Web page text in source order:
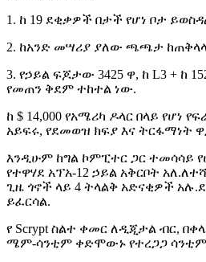
1. ከ 19 ደቂቃዎች በታች የሆነ ቦታ
2. ከአንድ መሣሪያ ያለው ጫጫታ
3. የኃይል ፍጆታው 3425 ዋ, ከ L3 + ከ
የመጠን ቅደም ተከተል ነው.
ከ $ 14,000 የአሜሪካ ዶላር በላይ የሆነ
አይፍሩ, የደመወዝ ክፍያ እና ትርፋማነት
እንዲሁም ከግል ኮምፒተር ጋር ተመሳሳይ
የተዋሃደ አፕአ-12 ኃይል አቅርቦት አለ.
ጊዜ ጎኖች ላይ 4 ትላልቅ አድናቂዎች አሉ.
ይፈርሳል.
የ Scrypt ስልተ ቀመር ለዲጂታል ብር,
ሜም-ሳንቲም ቀድሞውኑ የተረጋጋ